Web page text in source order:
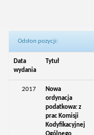
Odsłon pozycji:
Data
wydania
Tytuł
2017
Nowa
ordynacja
podatkowa: z
prac Komisji
Kodyfikacyjnej